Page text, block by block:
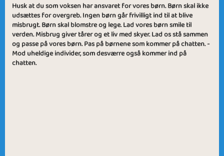
Husk at du som voksen har ansvaret for vores børn. Børn skal ikke
udsættes for overgreb. Ingen børn går frivilligt ind til at blive
misbrugt. Børn skal blomstre og lege. Lad vores børn smile til
verden. Misbrug giver tårer og et liv med skyer. Lad os stå sammen
og passe på vores børn. Pas på børnene som kommer på chatten. -
Mod uheldige individer, som desværre også kommer ind på
chatten.